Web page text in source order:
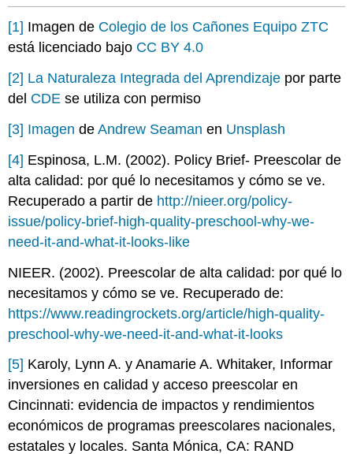
[1] Imagen de Colegio de los Cañones Equipo ZTC
está licenciado bajo CC BY 4.0
[2] La Naturaleza Integrada del Aprendizaje por parte
del CDE se utiliza con permiso
[3] Imagen de Andrew Seaman en Unsplash
[4] Espinosa, L.M. (2002). Policy Brief- Preescolar de
alta calidad: por qué lo necesitamos y cómo se ve.
Recuperado a partir de http://nieer.org/policy-
issue/policy-brief-high-quality-preschool-why-we-
need-it-and-what-it-looks-like
NIEER. (2002). Preescolar de alta calidad: por qué lo
necesitamos y cómo se ve. Recuperado de:
https://www.readingrockets.org/article/high-quality-
preschool-why-we-need-it-and-what-it-looks
[5] Karoly, Lynn A. y Anamarie A. Whitaker, Informar
inversiones en calidad y acceso preescolar en
Cincinnati: evidencia de impactos y rendimientos
económicos de programas preescolares nacionales,
estatales y locales. Santa Mónica, CA: RAND